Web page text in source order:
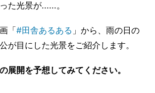
た光景が......。
「 #田舎あるある 」から、雨の日の
が目にした光景をご紹介します。
展開を予想してみてください。